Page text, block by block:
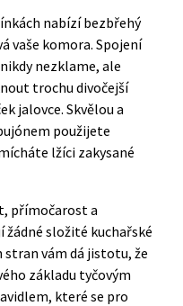
nabízí bezbřehý
vaše komora. Spojení
nezklame, ale
trochu divočejší
jalovce. Skvělou a
použijete
lžíci zakysané
přímočarost a
složité kuchařské
stran vám dá jistotu, že
základu tyčovým
které se pro